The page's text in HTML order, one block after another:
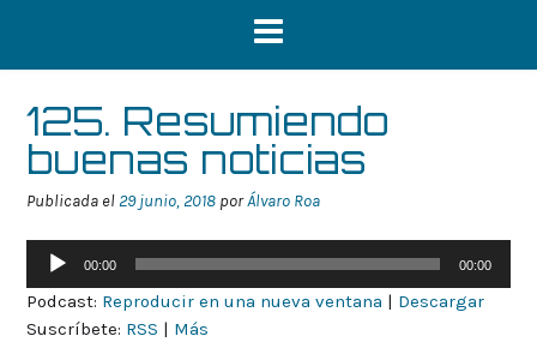
125. Resumiendo
buenas noticias
Publicada el29 junio, 2018 porÁlvaro Roa
Reproductor
audio
00:00 00:00
Podcast: Reproducir en una nueva ventana | Descargar
Suscríbete: RSS | Más